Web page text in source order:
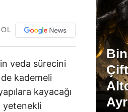
veda sürecini
kademeli
kayacağı
yetenekli